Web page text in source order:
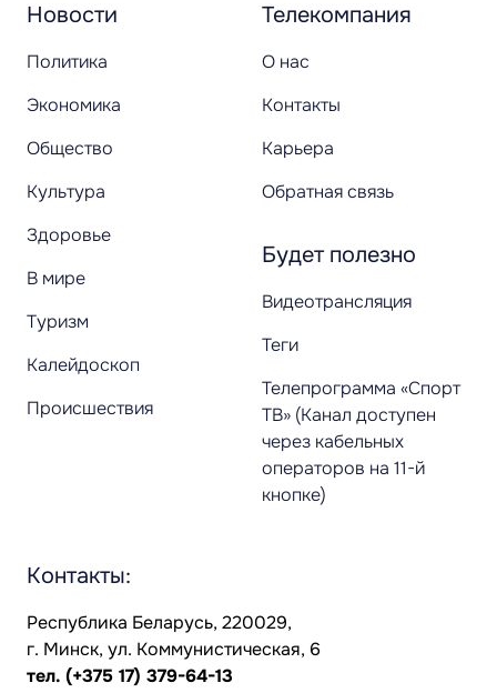
Новости
Политика
Экономика
Общество
Культура
Здоровье
В мире
Туризм
Калейдоскоп
Происшествия
Телекомпания
О нас
Контакты
Карьера
Обратная связь
Будет полезно
Видеотрансляция
Теги
Телепрограмма «Спорт
ТВ» (Канал доступен
через кабельных
операторов на 11-й
кнопке)
Контакты:
Республика Беларусь, 220029,
г. Минск, ул. Коммунистическая, 6
тел. (+375 17) 379-64-13